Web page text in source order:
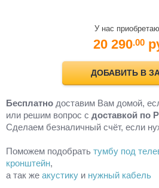
У нас
20 290.00
ДОБАВИТЬ В
Бесплатно доставим Вам домой,
или решим вопрос с доставкой по
Cделаем безналичный счёт, если
Поможем подобрать тумбу под
кронштейн,
а так же акустику и нужный кабель